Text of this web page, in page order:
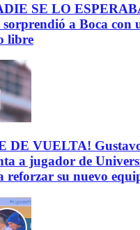
SE LO
sorprendió a Boca con
libre
DE VUELTA!
a jugador de
reforzar su nuevo